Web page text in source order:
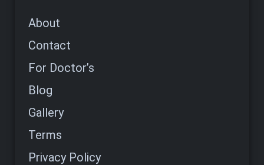
About
Contact
For Doctor’s
Blog
Gallery
Terms
Privacy Policy